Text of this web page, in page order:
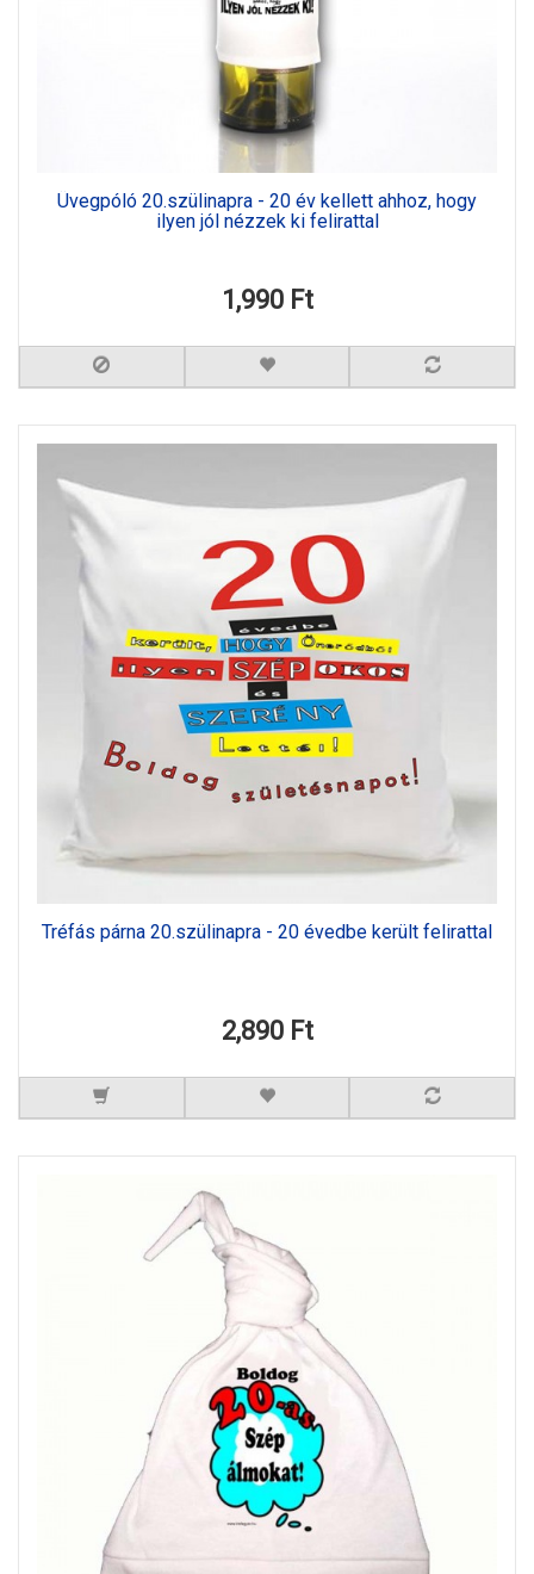
Üvegpóló 20.szülinapra - 20 év kellett ahhoz, hogy
ilyen jól nézzek ki felirattal
1,990 Ft
Tréfás párna 20.szülinapra - 20 évedbe került felirattal
2,890 Ft